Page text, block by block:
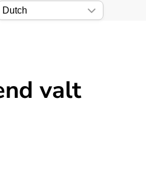
valt